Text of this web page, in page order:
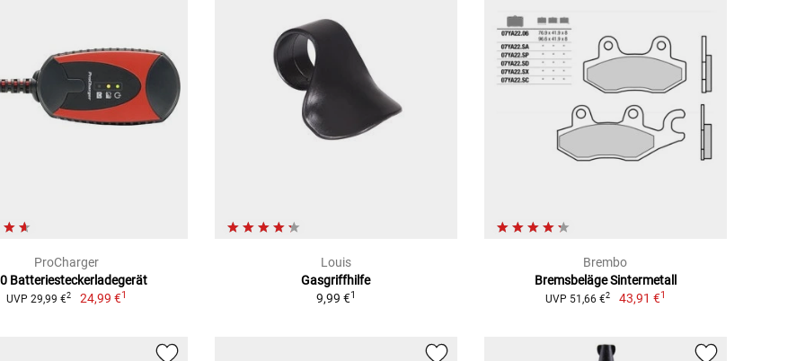
ProCharger
Batteriesteckerladegerät
UVP 29,99 €2 24,99 €1
Louis
Gasgriffhilfe
9,99 €1
Brembo
Bremsbeläge Sintermetall
UVP 51,66 €2 43,91 €1